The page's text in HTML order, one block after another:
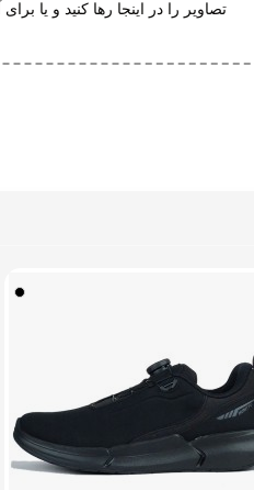
تصاویر را در اینجا رها کنید و یا برای